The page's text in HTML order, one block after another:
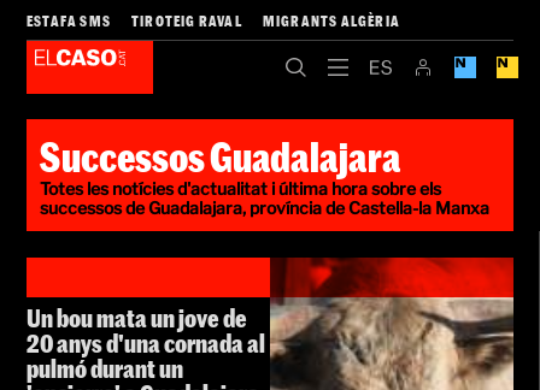
ESTAFA SMS TIROTEIG RAVAL MIGRANTS ALGÈRIA
Successos Guadalajara
Totes les notícies d'actualitat i última hora sobre els
successos de Guadalajara, província de Castella-la Manxa
Un bou mata un jove de
20 anys d'una cornada al
pulmó durant un